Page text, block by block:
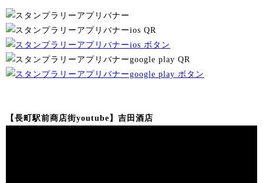
【長町駅前商店街youtube】吉田酒店